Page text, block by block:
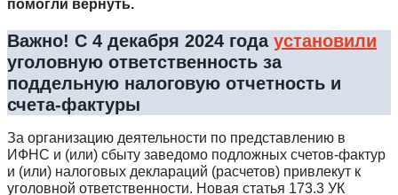
помогли вернуть.
Важно! С 4 декабря 2024 года установили
уголовную ответственность за
поддельную налоговую отчетность и
счета-фактуры
За организацию деятельности по представлению в
ИФНС и (или) сбыту заведомо подложных счетов-фактур
и (или) налоговых деклараций (расчетов) привлекут к
уголовной ответственности. Новая статья 173.3 УК